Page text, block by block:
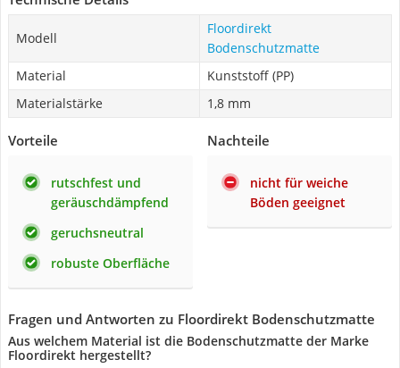
Modell
Floordirekt
Bodenschutzmatte
Material
Kunststoff (PP)
Materialstärke
1,8 mm
Vorteile
rutschfest und
geräuschdämpfend
geruchsneutral
robuste Oberfläche
Nachteile
nicht für weiche
Böden geeignet
Fragen und Antworten zu Floordirekt Bodenschutzmatte
Aus welchem Material ist die Bodenschutzmatte der Marke
Floordirekt hergestellt?